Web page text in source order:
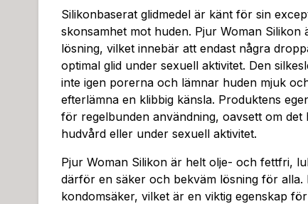
Silikonbaserat glidmedel är känt för sin
skonsamhet mot huden. Pjur Woman
lösning, vilket innebär att endast några
optimal glid under sexuell aktivitet. Den
inte igen porerna och lämnar huden mjuk
efterlämna en klibbig känsla. Produktens
för regelbunden användning, oavsett om det
hudvård eller under sexuell aktivitet.
Pjur Woman Silikon är helt olje- och fettfri,
därför en säker och bekväm lösning för alla.
kondomsäker, vilket är en viktig egenskap